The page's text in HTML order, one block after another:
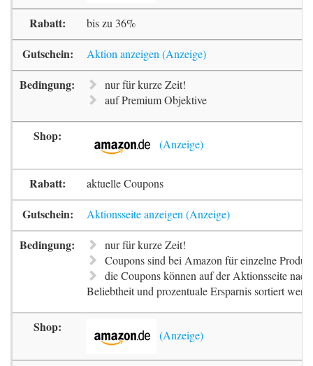
bis zu 36%
Aktion anzeigen
nur für kurze Zeit!
auf Premium Objektive
aktuelle Coupons
Aktionsseite anzeigen
nur für kurze Zeit!
Coupons sind bei Amazon für einzelne
die Coupons können auf der Aktionsseite
Beliebtheit und prozentuale Ersparnis sortiert